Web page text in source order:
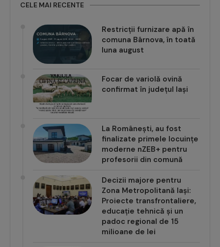
CELE MAI RECENTE
Restricții furnizare apă în
comuna Bârnova, în toată
luna august
Focar de variolă ovină
confirmat în județul Iași
La Românești, au fost
finalizate primele locuințe
moderne nZEB+ pentru
profesorii din comună
Decizii majore pentru
Zona Metropolitană Iași:
Proiecte transfrontaliere,
educație tehnică și un
padoc regional de 15
milioane de lei